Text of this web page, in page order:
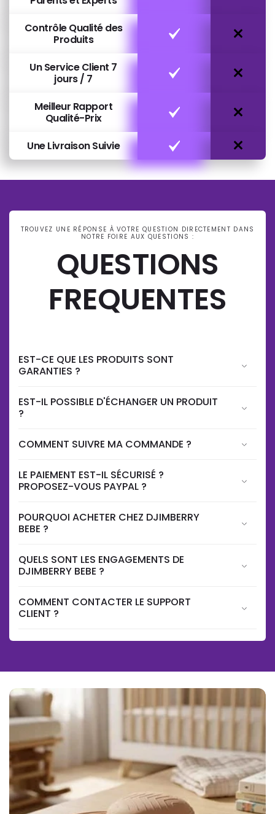
Contrôle Qualité des
Produits
Un Service Client 7
jours / 7
Meilleur Rapport
Qualité-Prix
Une Livraison Suivie
TROUVEZ UNE RÉPONSE À VOTRE QUESTION DIRECTEMENT DANS
NOTRE FOIRE AUX QUESTIONS :
QUESTIONS
FREQUENTES
EST-CE QUE LES PRODUITS SONT
GARANTIES ?
EST-IL POSSIBLE D'ÉCHANGER UN PRODUIT
?
COMMENT SUIVRE MA COMMANDE ?
LE PAIEMENT EST-IL SÉCURISÉ ?
PROPOSEZ-VOUS PAYPAL ?
POURQUOI ACHETER CHEZ DJIMBERRY
BEBE ?
QUELS SONT LES ENGAGEMENTS DE
DJIMBERRY BEBE ?
COMMENT CONTACTER LE SUPPORT
CLIENT ?